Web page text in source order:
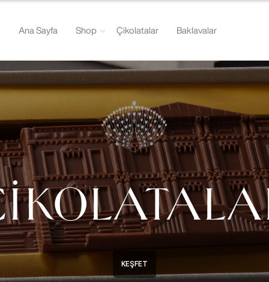
Ana Sayfa Shop Çikolatalar Baklavalar
KEŞFET